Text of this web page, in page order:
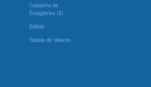
Cadastro de
Estagiários (2)
Editais
Tabela de Valores